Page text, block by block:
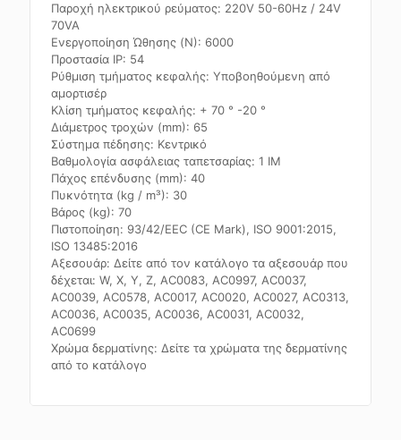
Παροχή ηλεκτρικού ρεύματος: 220V 50-60Hz / 24V
70VA
Ενεργοποίηση Ώθησης (N): 6000
Προστασία IP: 54
Ρύθμιση τμήματος κεφαλής: Υποβοηθούμενη από
αμορτισέρ
Κλίση τμήματος κεφαλής: + 70 ° -20 °
Διάμετρος τροχών (mm): 65
Σύστημα πέδησης: Κεντρικό
Βαθμολογία ασφάλειας ταπετσαρίας: 1 IM
Πάχος επένδυσης (mm): 40
Πυκνότητα (kg / m³): 30
Βάρος (kg): 70
Πιστοποίηση: 93/42/EEC (CE Mark), ISO 9001:2015,
ISO 13485:2016
Αξεσουάρ: Δείτε από τον κατάλογο τα αξεσουάρ που
δέχεται: W, X, Y, Z, AC0083, AC0997, AC0037,
AC0039, AC0578, AC0017, AC0020, AC0027, AC0313,
AC0036, AC0035, AC0036, AC0031, AC0032,
AC0699
Χρώμα δερματίνης: Δείτε τα χρώματα της δερματίνης
από το κατάλογο